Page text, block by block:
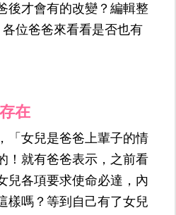
後才會有的改變？編輯整
位爸爸來看看是否也有
在
「女兒是爸爸上輩子的情
！就有爸爸表示，之前看
兒各項要求使命必達，內
樣嗎？等到自己有了女兒